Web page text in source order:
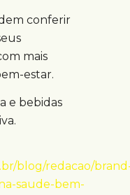
conferir
mais
estar.
e bebidas
blog/redacao/
saude-bem-